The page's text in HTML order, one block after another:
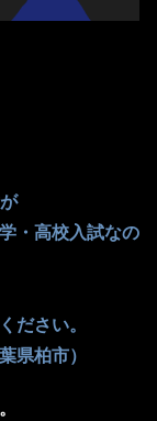
・高校入試なの
ださい。
県柏市）